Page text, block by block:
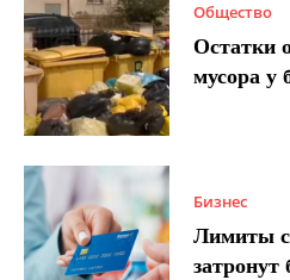
Общество
Остатки
мусора у
Бизнес
Лимиты